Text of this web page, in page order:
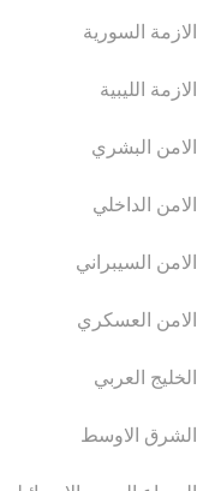
الازمة السورية
الازمة الليبية
الامن البشري
الامن الداخلي
الامن السيبراني
الامن العسكري
الخليج العربي
الشرق الاوسط